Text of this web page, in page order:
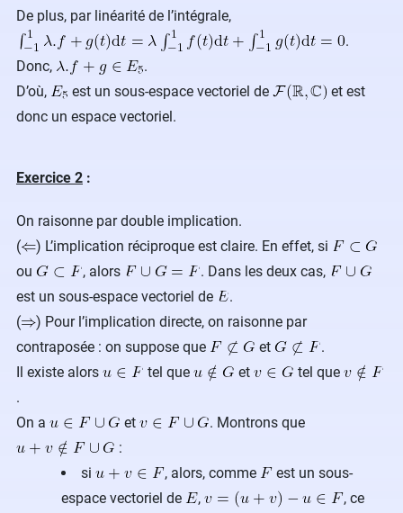
De plus, par linéarité de l’intégrale,
.
Donc,
.
D’où,
est un sous-espace vectoriel de
et est
donc un espace vectoriel.
Exercice 2 :
On raisonne par double implication.
(
) L’implication réciproque est claire. En effet, si
ou
, alors
. Dans les deux cas,
est un sous-espace vectoriel de
.
(
) Pour l’implication directe, on raisonne par
contraposée : on suppose que
et
.
Il existe alors
tel que et
tel que
.
On a
et
. Montrons que
:
si
, alors, comme
est un sous-
espace vectoriel de
,
, ce